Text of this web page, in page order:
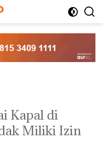
Kapal di
Miliki Izin